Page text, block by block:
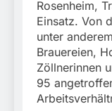
Rosenheim,
Einsatz. Von
unter
Brauereien,
Zöllnerinnen
95